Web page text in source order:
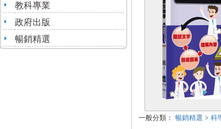
教科專業
政府出版
暢銷精選
一般分類： 暢銷精選 > 科